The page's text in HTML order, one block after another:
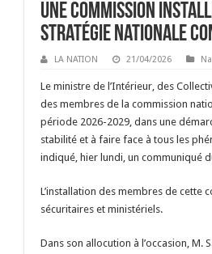
Une commission
stratégie nationale
LA NATION 21/04/2026
Le ministre de l’Intérieur, des
des membres de la commission
période 2026-2029, dans une
stabilité et à faire face à tous les
indiqué, hier lundi, un communiqué
L’installation des membres de cette
sécuritaires et ministériels.
Dans son allocution à l’occasion,